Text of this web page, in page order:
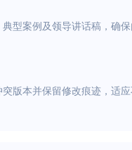
型案例及领导讲话稿，确
版本并保留修改痕迹，适